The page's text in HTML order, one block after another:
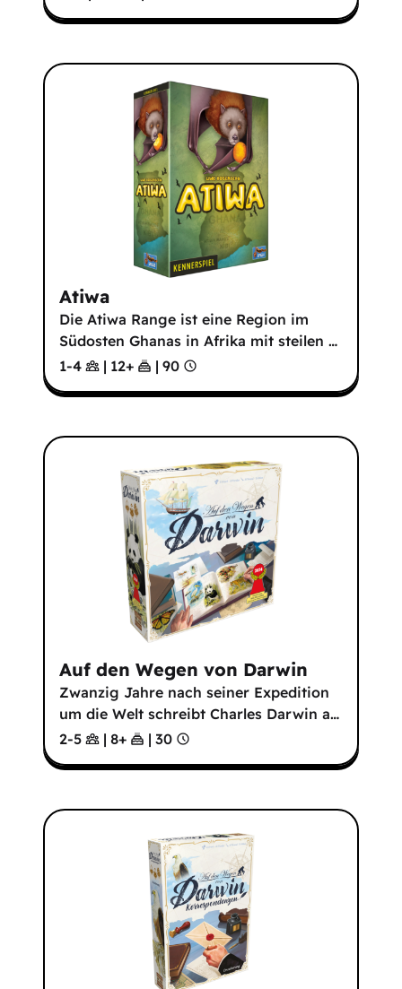
Atiwa
Die Atiwa Range ist eine Region im
Südosten Ghanas in Afrika mit steilen …
1-4
| 12+ | 90
Auf den Wegen von Darwin
Zwanzig Jahre nach seiner Expedition
um die Welt schreibt Charles Darwin a…
2-5
| 8+ | 30